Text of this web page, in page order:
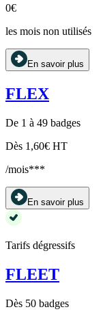
0€
les mois non utilisés
En savoir plus
FLEX
De 1 à 49 badges
Dès 1,60€ HT
/mois***
En savoir plus
Tarifs dégressifs
FLEET
Dès 50 badges